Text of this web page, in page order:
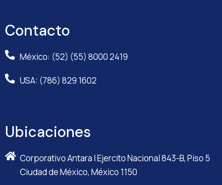
Contacto
México: (52) (55) 8000 2419
USA: (786) 829 1602
Ubicaciones
Corporativo Antara I Ejercito Nacional 843-B, Piso 5
Ciudad de México, México 1150